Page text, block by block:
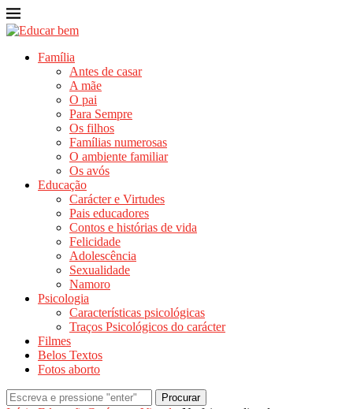
Família
Antes de casar
A mãe
O pai
Para Sempre
Os filhos
Famílias numerosas
O ambiente familiar
Os avós
Educação
Carácter e Virtudes
Pais educadores
Contos e histórias de vida
Felicidade
Adolescência
Sexualidade
Namoro
Psicologia
Características psicológicas
Traços Psicológicos do carácter
Filmes
Belos Textos
Fotos aborto
Procurar